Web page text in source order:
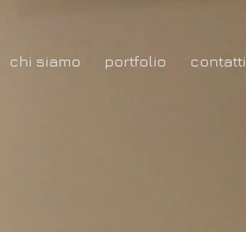
chi siamo portfolio contatti